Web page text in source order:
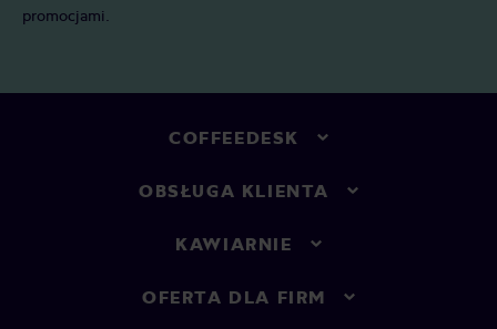
promocjami.
COFFEEDESK
OBSŁUGA KLIENTA
KAWIARNIE
OFERTA DLA FIRM